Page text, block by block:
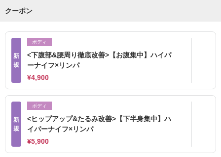
クーポン
新
規
ボディ
<下腹部&腰周り徹底改善>【お腹集中】ハイパ
ーナイフ×リンパ
¥4,900
新
規
ボディ
<ヒップアップ&たるみ改善>【下半身集中】ハ
イパーナイフ×リンパ
¥5,900